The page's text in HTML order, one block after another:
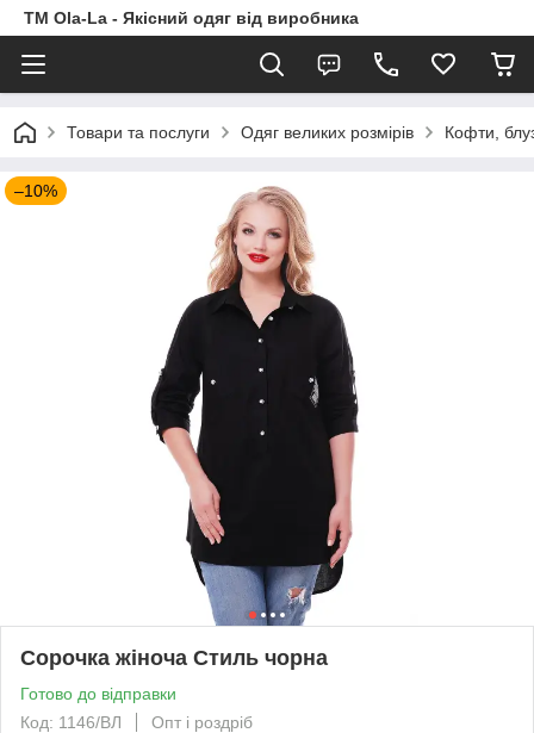
TM Ola-La - Якісний одяг від виробника
Товари та послуги Одяг великих розмірів Кофти,
–10%
Сорочка жіноча Стиль чорна
Готово до відправки
Код: 1146/ВЛ
Опт і роздріб